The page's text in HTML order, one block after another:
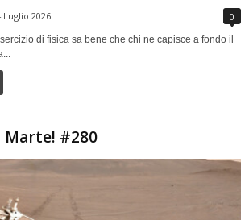
Luglio 2026 0
di fisica sa bene che chi ne capisce a fondo il
#280